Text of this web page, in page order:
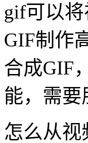
gif可以
GIF制作
合成GIF
能，需要
怎么从